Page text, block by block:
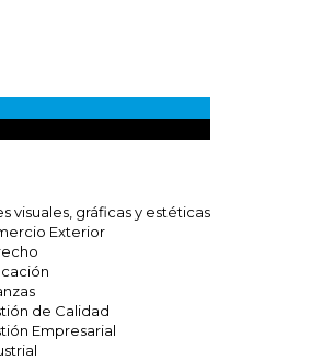
visuales, gráficas y estéticas
Exterior
de Calidad
Empresarial